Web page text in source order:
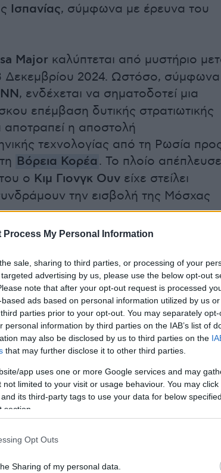
Process My Personal Information
sale, sharing to third parties, or processing of your
advertising by us, please use the below opt-out
note that after your opt-out request is processed
ads based on personal information utilized by us
parties prior to your opt-out. You may separately
personal information by third parties on the IAB’s list of
may also be disclosed by us to third parties on the
that may further disclose it to other third parties.
app uses one or more Google services and may
limited to your visit or usage behaviour. You may
its third-party tags to use your data for below
Opt Outs
Sharing of my personal data.
Ισπανίας, σύμφωνα με έρευνα του
Major καλύπτεται από μυστήριο
Δεκεμβρίου 2024. Ωστόσο, σύμφωνα
, ενδέχεται να σηματοδοτεί μια
επέμβαση δυτικής στρατιωτικής
η αποστολή
τεχνολογίας από τη Ρωσία
Βόρεια Κορέα . Το πλοίο απέπλευσε
ο Κιμ Γιονγκ Ουν είχε στείλει
την εισβολή της Μόσχας